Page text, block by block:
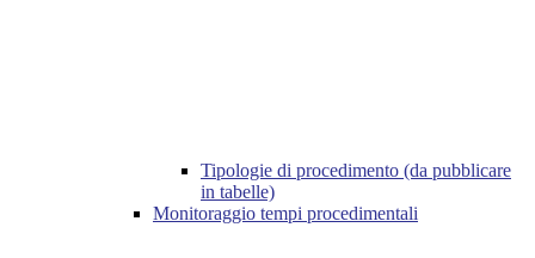
Tipologie di procedimento (da pubblicare
in tabelle)
Monitoraggio tempi procedimentali